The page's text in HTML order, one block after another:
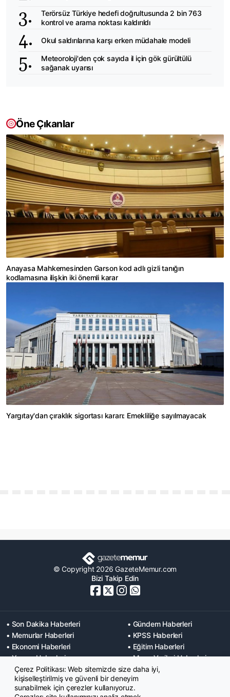
Terörsüz Türkiye hedefi doğrultusunda 2 bin 763
kontrol ve arama noktası kaldırıldı
Okul saldırılarına karşı erken müdahale modeli
Meteoroloji'den çok sayıda il için gök gürültülü
sağanak uyarısı
Öne Çıkanlar
Anayasa Mahkemesinden Garson kod adlı gizli tanığın
kodlamasına ilişkin iki önemli karar
Yargıtay'dan çıraklık sigortası kararı: Emekliliğe sayılmayacak
© Copyright 2026 GazeteMemur.com
Bizi Takip Edin
• Son Dakika Haberleri
• Gündem Haberleri
• Memurlar Haberleri
• KPSS Haberleri
• Ekonomi Haberleri
• Eğitim Haberleri
• Yaşam Haberleri
• Maaş Verileri Haberleri
• Mahkeme Kararları
Haberleri
Çerez Politikası: Web sitemizde size daha iyi,
kişiselleştirilmiş ve güvenli bir deneyim
sunabilmek için çerezler kullanıyoruz.